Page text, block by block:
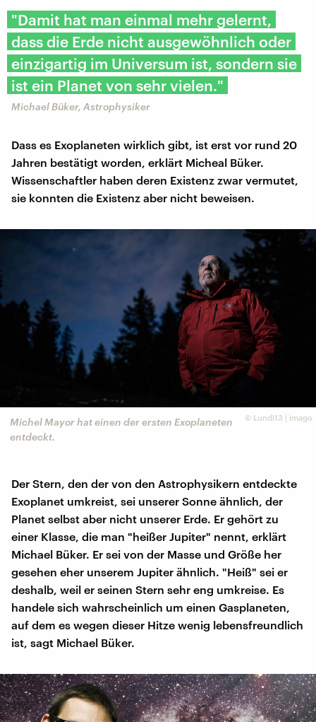
"Damit hat man einmal mehr gelernt,
dass die Erde nicht ausgewöhnlich oder
einzigartig im Universum ist, sondern sie
ist ein Planet von sehr vielen."
Michael Büker, Astrophysiker
Dass es Exoplaneten wirklich gibt, ist erst vor rund 20
Jahren bestätigt worden, erklärt Micheal Büker.
Wissenschaftler haben deren Existenz zwar vermutet,
sie konnten die Existenz aber nicht beweisen.
© Lundi13 | imago
Michel Mayor hat einen der ersten Exoplaneten
entdeckt.
Der Stern, den der von den Astrophysikern entdeckte
Exoplanet umkreist, sei unserer Sonne ähnlich, der
Planet selbst aber nicht unserer Erde. Er gehört zu
einer Klasse, die man "heißer Jupiter" nennt, erklärt
Michael Büker. Er sei von der Masse und Größe her
gesehen eher unserem Jupiter ähnlich. "Heiß" sei er
deshalb, weil er seinen Stern sehr eng umkreise. Es
handele sich wahrscheinlich um einen Gasplaneten,
auf dem es wegen dieser Hitze wenig lebensfreundlich
ist, sagt Michael Büker.